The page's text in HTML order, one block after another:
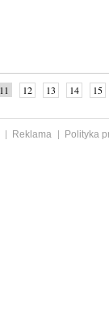
11 12 13 14 15
Reklama
Polityka